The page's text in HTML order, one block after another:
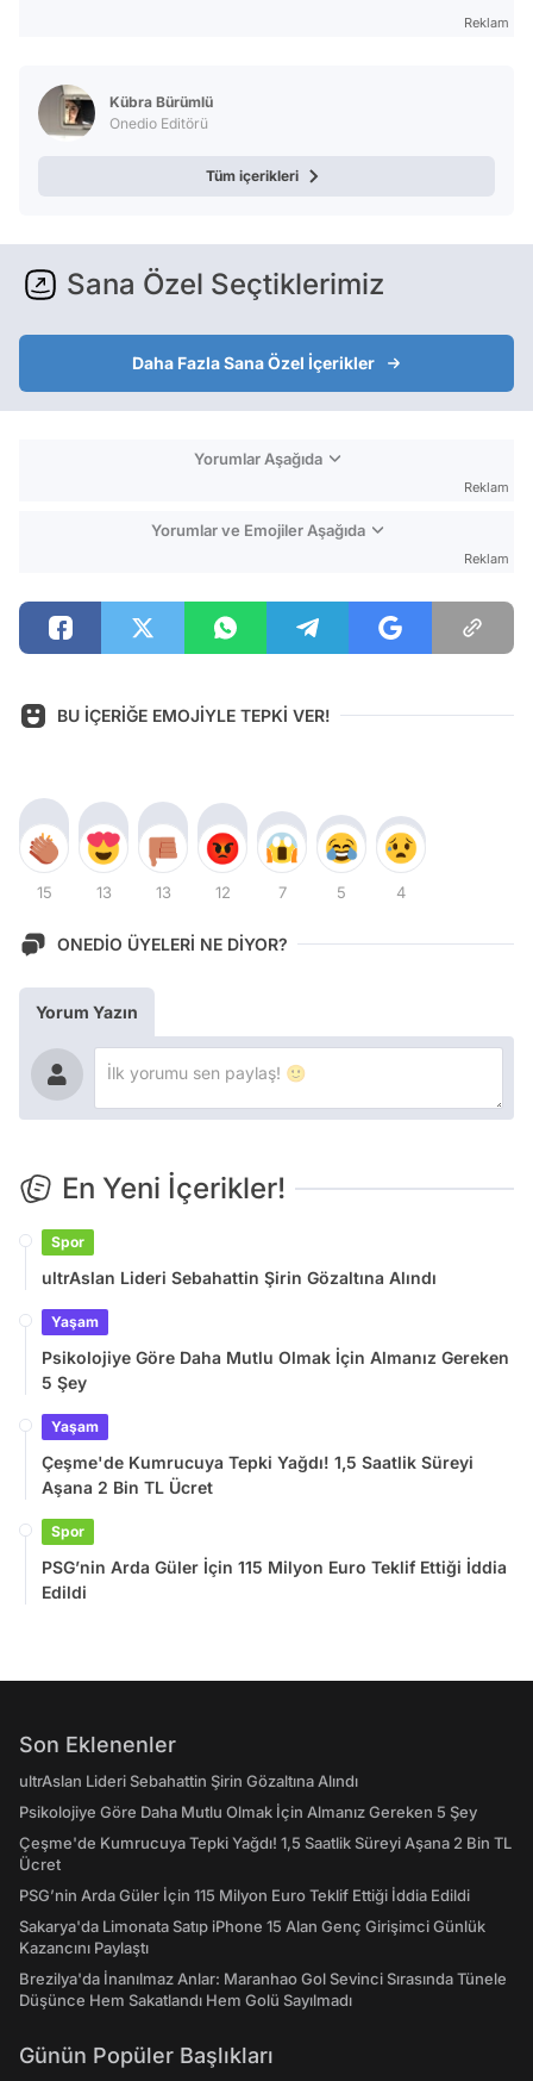
Reklam
Kübra Bürümlü
Onedio Editörü
Tüm içerikleri
Sana Özel Seçtiklerimiz
Daha Fazla Sana Özel İçerikler
Yorumlar Aşağıda
Reklam
Yorumlar ve Emojiler Aşağıda
Reklam
BU İÇERİĞE EMOJİYLE TEPKİ VER!
15 13 13 12 7 5 4
ONEDİO ÜYELERİ NE DİYOR?
Yorum Yazın
En Yeni İçerikler!
Spor
ultrAslan Lideri Sebahattin Şirin Gözaltına Alındı
Yaşam
Psikolojiye Göre Daha Mutlu Olmak İçin Almanız Gereken
5 Şey
Yaşam
Çeşme'de Kumrucuya Tepki Yağdı! 1,5 Saatlik Süreyi
Aşana 2 Bin TL Ücret
Spor
PSG’nin Arda Güler İçin 115 Milyon Euro Teklif Ettiği İddia
Edildi
Son Eklenenler
ultrAslan Lideri Sebahattin Şirin Gözaltına Alındı
Psikolojiye Göre Daha Mutlu Olmak İçin Almanız Gereken 5 Şey
Çeşme'de Kumrucuya Tepki Yağdı! 1,5 Saatlik Süreyi Aşana 2 Bin TL
Ücret
PSG’nin Arda Güler İçin 115 Milyon Euro Teklif Ettiği İddia Edildi
Sakarya'da Limonata Satıp iPhone 15 Alan Genç Girişimci Günlük
Kazancını Paylaştı
Brezilya'da İnanılmaz Anlar: Maranhao Gol Sevinci Sırasında Tünele
Düşünce Hem Sakatlandı Hem Golü Sayılmadı
Günün Popüler Başlıkları